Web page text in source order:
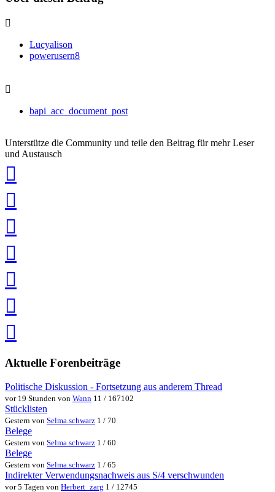
Lucyalison
powerusern8
bapi_acc_document_post
Unterstütze die Community und teile den Beitrag für mehr Leser
und Austausch
teilen
teilen
teilen
teilen
speichern
via
teilenteilen
Aktuelle Forenbeiträge
Politische Diskussion - Fortsetzung aus anderem Thread
vor 19 Stunden von Wann 11 / 167102
Stücklisten
Gestern von Selma.schwarz 1 / 70
Belege
Gestern von Selma.schwarz 1 / 60
Belege
Gestern von Selma.schwarz 1 / 65
Indirekter Verwendungsnachweis aus S/4 verschwunden
vor 5 Tagen von Herbert_zarg 1 / 12745